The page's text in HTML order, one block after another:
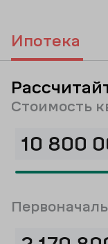
Ипотека
Стоимость